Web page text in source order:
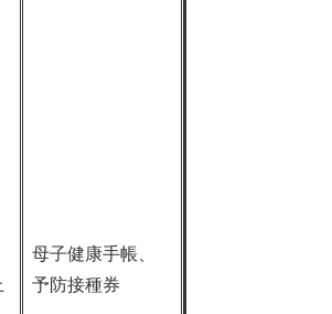
母子健康手帳、
予防接種券